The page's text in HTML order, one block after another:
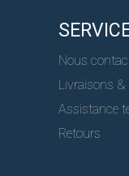
Nous
Livraisons
Assistance
Retours